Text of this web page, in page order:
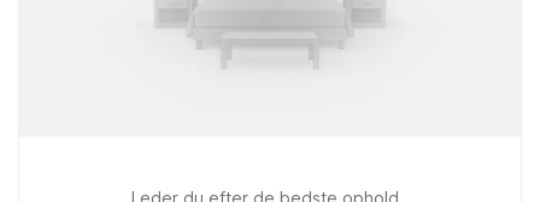
Leder du efter de bedste ophold..